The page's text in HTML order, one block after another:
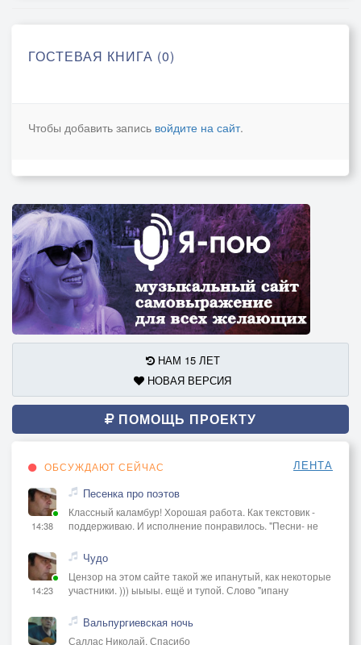
ГОСТЕВАЯ КНИГА (0)
Чтобы добавить запись войдите на сайт.
НАМ 15 ЛЕТ
НОВАЯ ВЕРСИЯ
ПОМОЩЬ ПРОЕКТУ
ОБСУЖДАЮТ СЕЙЧАС ЛЕНТА
14:38
Песенка про поэтов
Классный каламбур! Хорошая работа. Как текстовик -
поддерживаю. И исполнение понравилось. "Песни- не
14:23
Чудо
Цензор на этом сайте такой же ипанутый, как некоторые
участники. ))) ыыыы. ещё и тупой. Слово "ипану
Вальпургиевская ночь
Саллас Николай, Спасибо